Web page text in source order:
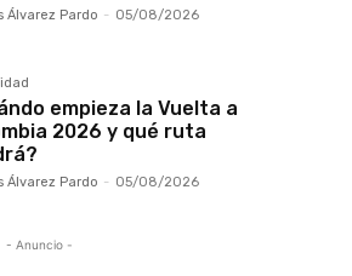
Álvarez Pardo - 05/08/2026
empieza la Vuelta a
2026 y qué ruta
Álvarez Pardo - 05/08/2026
- Anuncio -